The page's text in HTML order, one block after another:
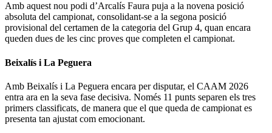
Amb aquest nou podi d’Arcalís Faura puja a la novena posició
absoluta del campionat, consolidant-se a la segona posició
provisional del certamen de la categoria del Grup 4, quan encara
queden dues de les cinc proves que completen el campionat.
Beixalís i La Peguera
Amb Beixalís i La Peguera encara per disputar, el CAAM 2026
entra ara en la seva fase decisiva. Només 11 punts separen els tres
primers classificats, de manera que el que queda de campionat es
presenta tan ajustat com emocionant.